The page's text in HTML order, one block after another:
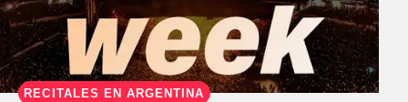
RECITALES EN ARGENTINA